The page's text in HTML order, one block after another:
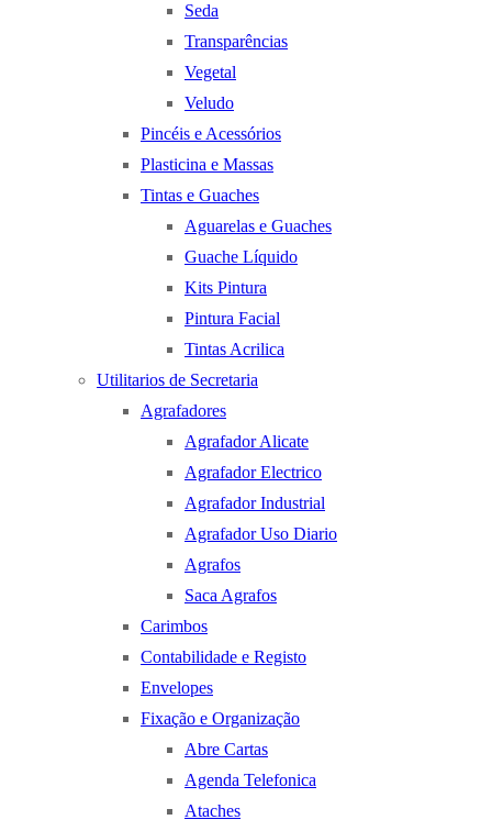
Seda
Transparências
Vegetal
Veludo
Pincéis e Acessórios
Plasticina e Massas
Tintas e Guaches
Aguarelas e Guaches
Guache Líquido
Kits Pintura
Pintura Facial
Tintas Acrilica
Utilitarios de Secretaria
Agrafadores
Agrafador Alicate
Agrafador Electrico
Agrafador Industrial
Agrafador Uso Diario
Agrafos
Saca Agrafos
Carimbos
Contabilidade e Registo
Envelopes
Fixação e Organização
Abre Cartas
Agenda Telefonica
Ataches